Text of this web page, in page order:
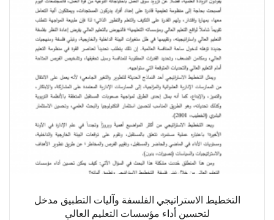
التخطيط الاستراتيجي الفلسفة وآليات التطبيق مدخل
لتحسين أداء مؤسسات التعليم العالي